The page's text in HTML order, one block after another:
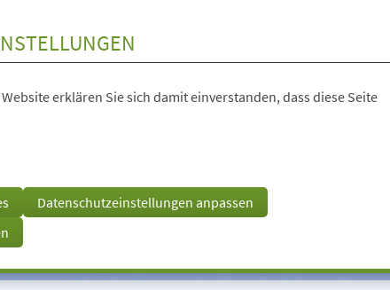
erklären Sie sich damit einverstanden, dass diese Seite
Datenschutzeinstellungen anpassen